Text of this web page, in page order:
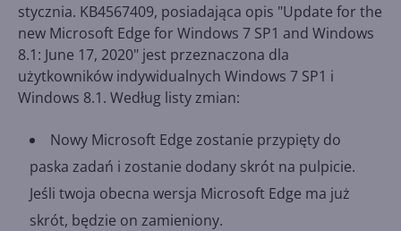
stycznia. KB4567409, posiadająca opis "Update for the
new Microsoft Edge for Windows 7 SP1 and Windows
8.1: June 17, 2020" jest przeznaczona dla
użytkowników indywidualnych Windows 7 SP1 i
Windows 8.1. Według listy zmian:
Nowy Microsoft Edge zostanie przypięty do
paska zadań i zostanie dodany skrót na pulpicie.
Jeśli twoja obecna wersja Microsoft Edge ma już
skrót, będzie on zamieniony.